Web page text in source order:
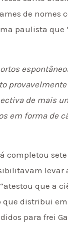
de nomes
paulista que
de mais
em forma de
completou
levar
que a
distribui em
para frei